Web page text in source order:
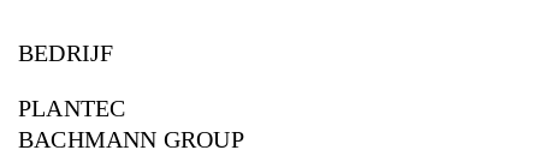
BEDRIJF
PLANTEC
BACHMANN GROUP